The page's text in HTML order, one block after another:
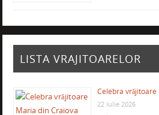
LISTA VRAJITOARELOR
Celebra
22 iulie 2026